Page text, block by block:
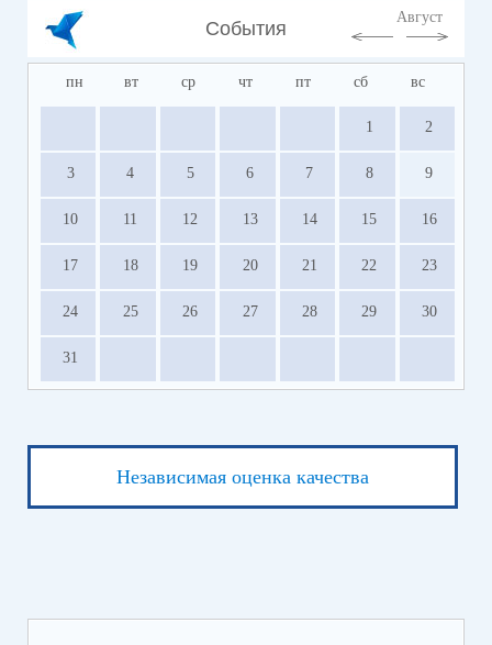
События
Август
пн вт ср чт пт сб вс
1 2
3 4 5 6 7 8 9
10 11 12 13 14 15 16
17 18 19 20 21 22 23
24 25 26 27 28 29 30
31
Независимая оценка качества